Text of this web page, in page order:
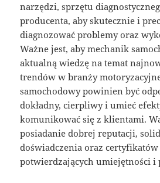
narzędzi, sprzętu
producenta, aby skutecznie i
diagnozować problemy oraz
Ważne jest, aby mechanik
aktualną wiedzę na temat
trendów w branży
samochodowy powinien być
dokładny, cierpliwy i umieć
komunikować się z klientami.
posiadanie dobrej reputacji,
doświadczenia oraz
potwierdzających umiejętności i